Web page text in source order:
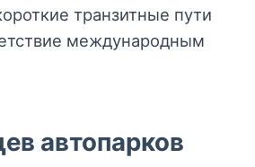
транзитные пути
международным
автопарков